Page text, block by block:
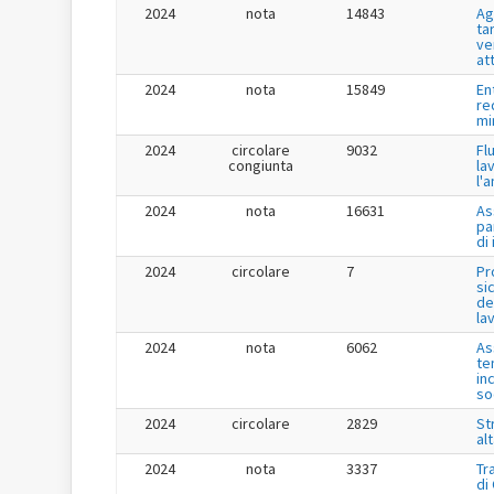
2024
nota 14843
2024
nota 15849
2024
circolare
congiunta
9032
2024
nota 16631
di
2024
circolare 7
2024
nota 6062
2024
circolare 2829
2024
nota 3337
di